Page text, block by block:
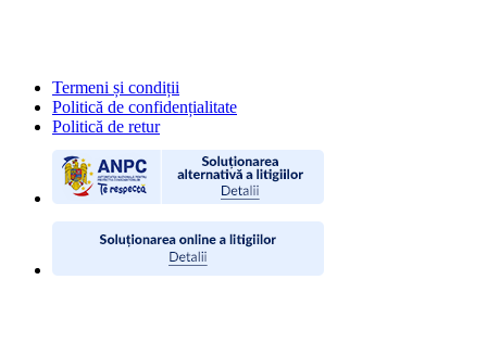
Termeni și condiții
Politică de confidențialitate
Politică de retur